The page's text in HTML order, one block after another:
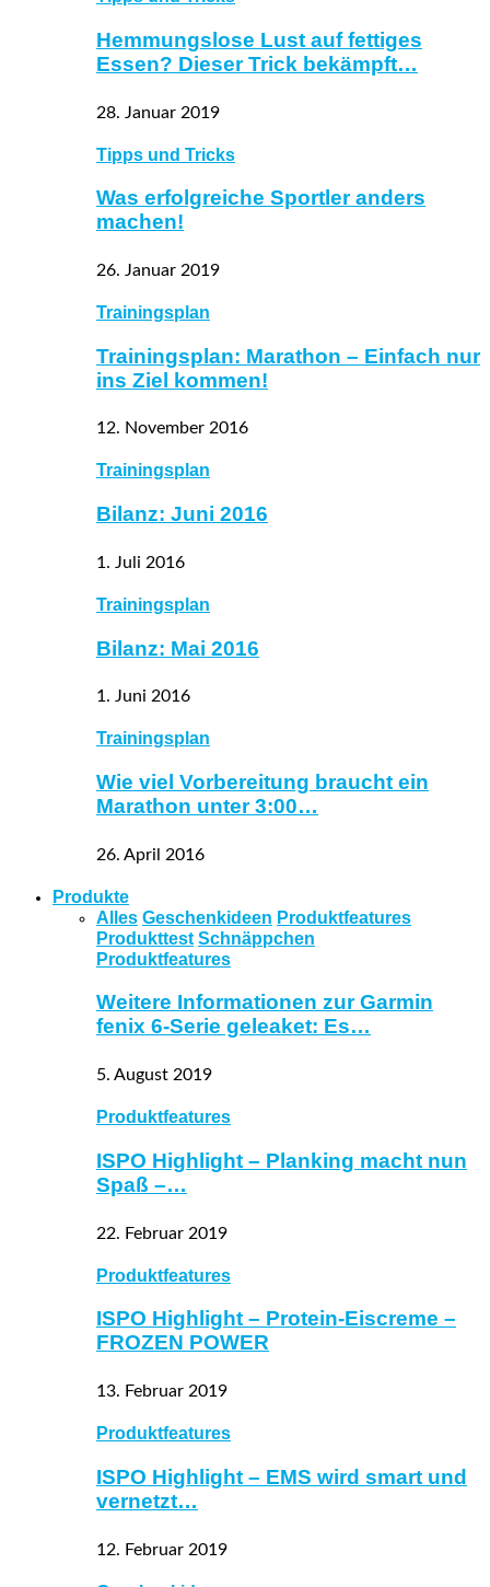
Hemmungslose Lust auf fettiges
Essen? Dieser Trick bekämpft…
28. Januar 2019
Tipps und Tricks
Was erfolgreiche Sportler anders
machen!
26. Januar 2019
Trainingsplan
Trainingsplan: Marathon – Einfach nur
ins Ziel kommen!
12. November 2016
Trainingsplan
Bilanz: Juni 2016
1. Juli 2016
Trainingsplan
Bilanz: Mai 2016
1. Juni 2016
Trainingsplan
Wie viel Vorbereitung braucht ein
Marathon unter 3:00…
26. April 2016
Produkte
Alles Geschenkideen Produktfeatures
Produkttest Schnäppchen
Produktfeatures
Weitere Informationen zur Garmin
fenix 6-Serie geleaket: Es…
5. August 2019
Produktfeatures
ISPO Highlight – Planking macht nun
Spaß –…
22. Februar 2019
Produktfeatures
ISPO Highlight – Protein-Eiscreme –
FROZEN POWER
13. Februar 2019
Produktfeatures
ISPO Highlight – EMS wird smart und
vernetzt…
12. Februar 2019